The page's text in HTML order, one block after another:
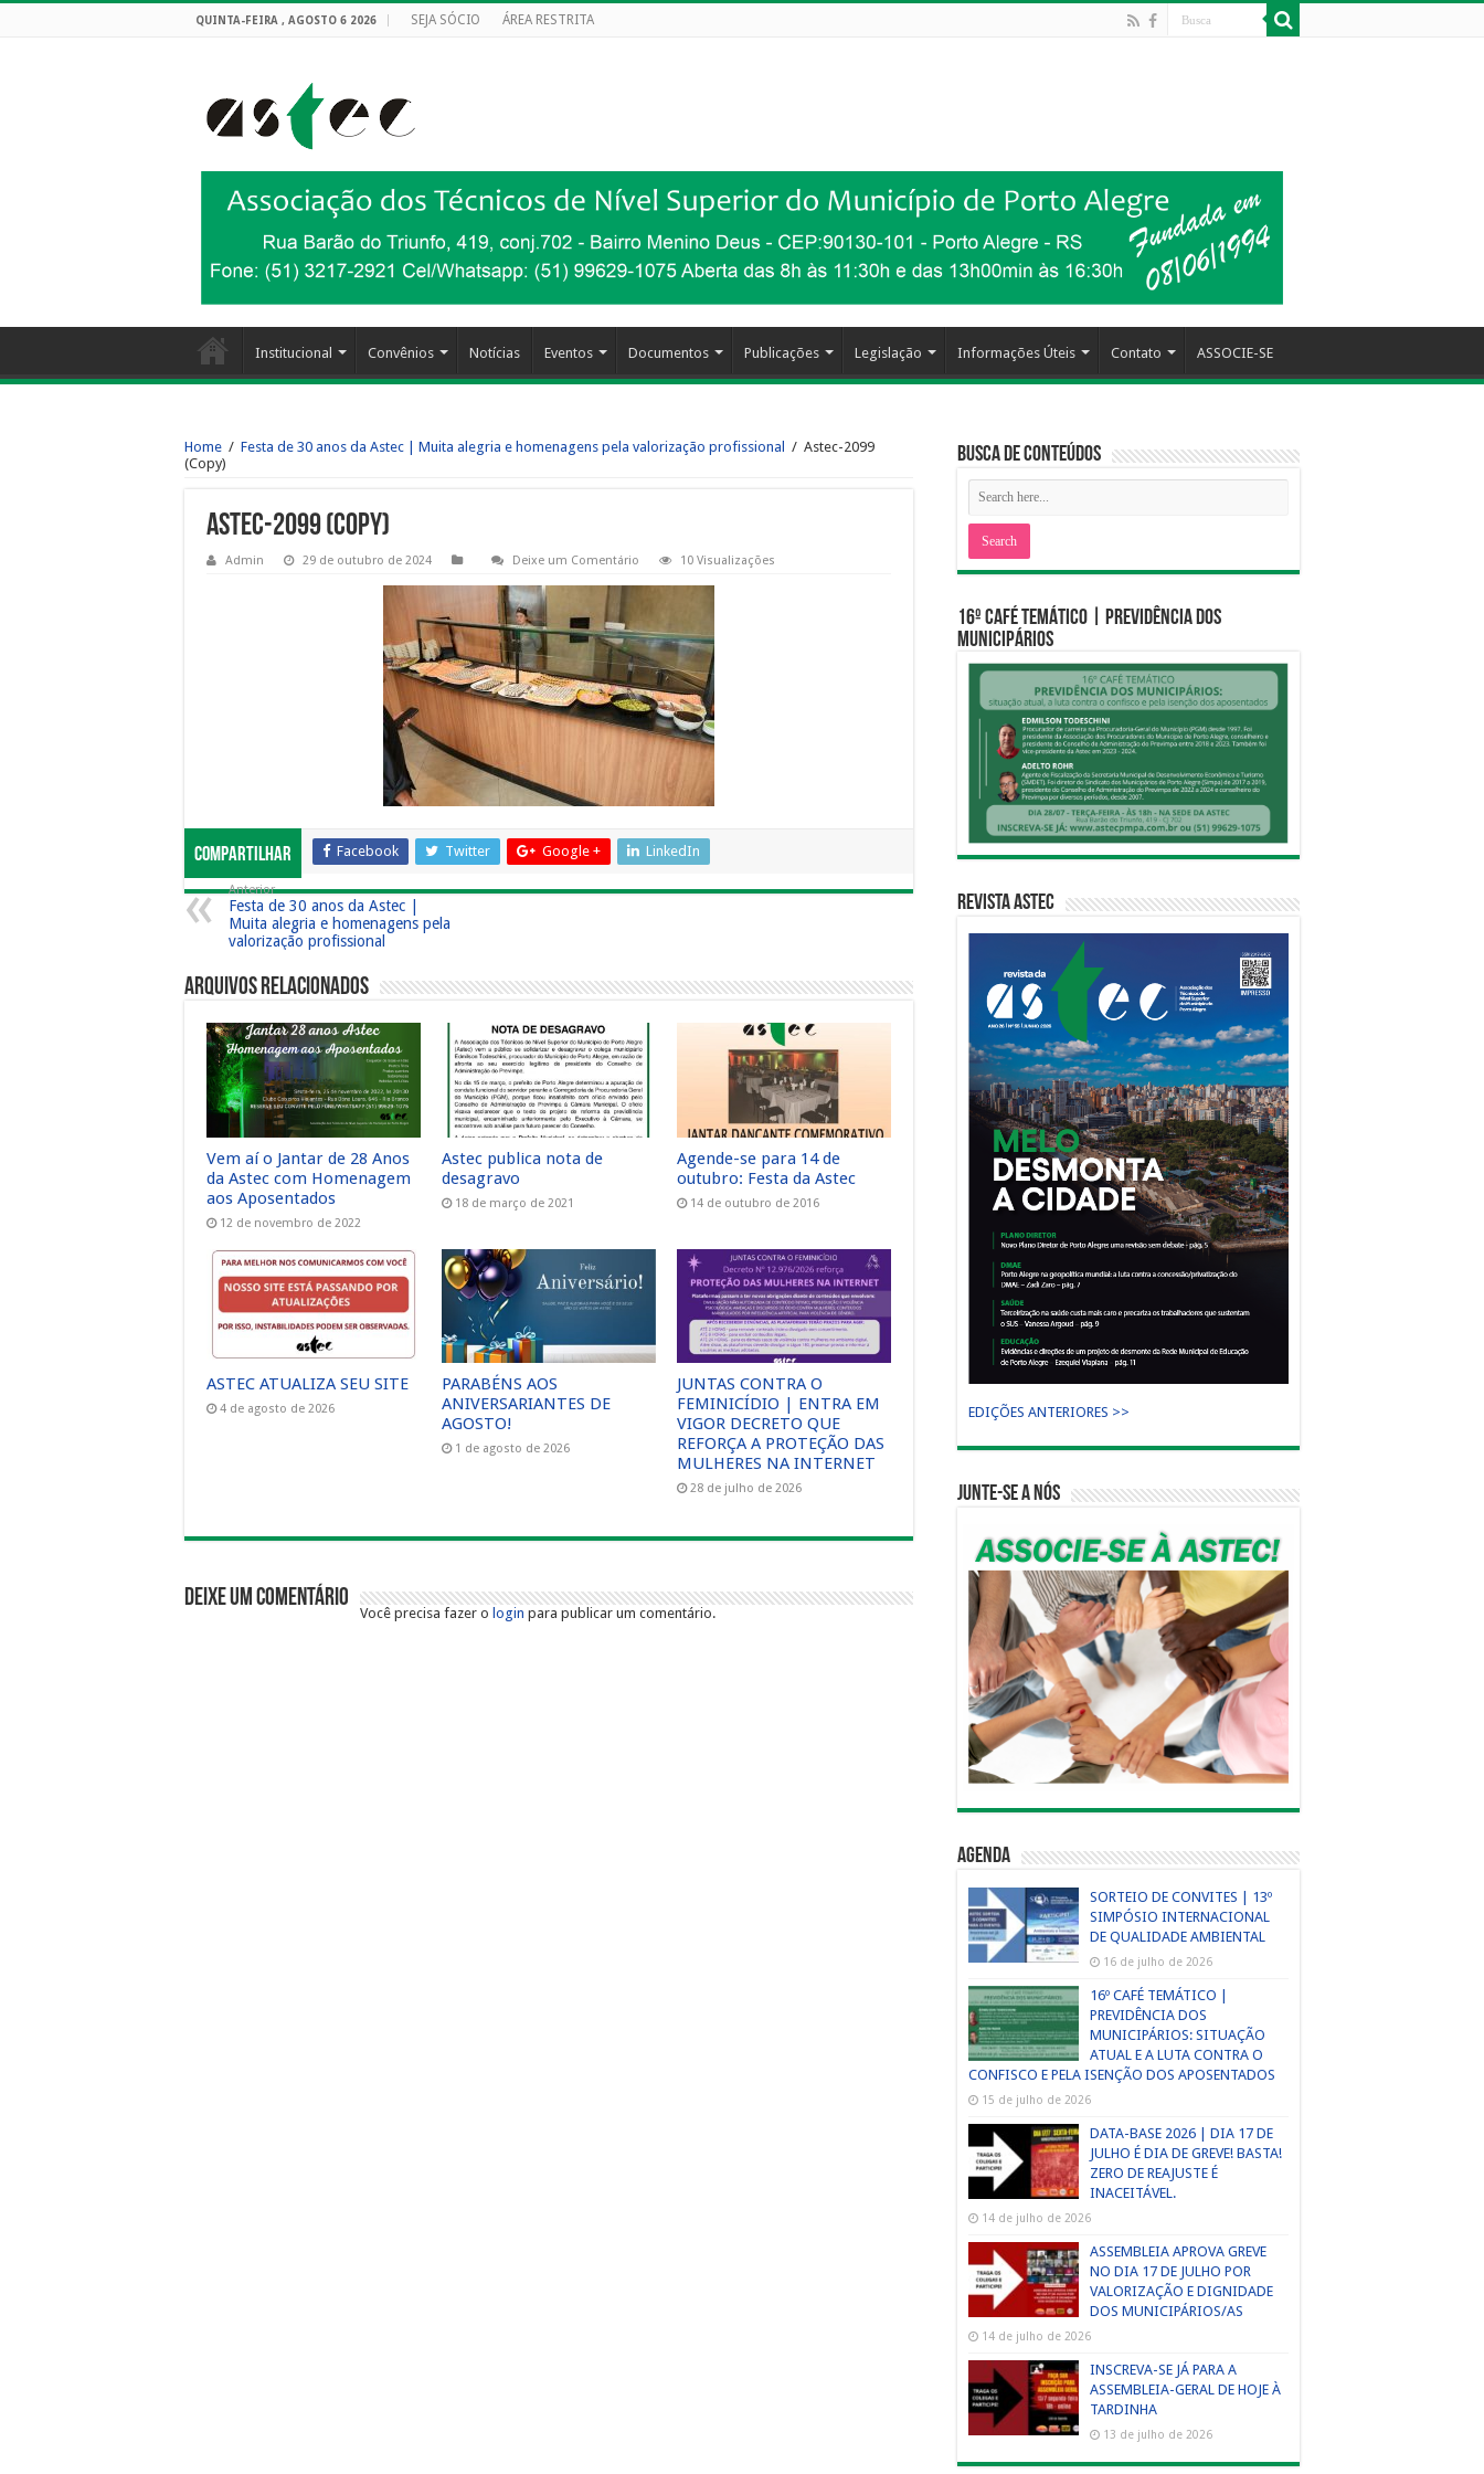
QUINTA-FEIRA , AGOSTO 6 2026 SEJA SÓCIO ÁREA RESTRITA
Institucional Convênios Notícias Eventos Documentos Publicações Legislação Informações Úteis Contato ASSOCIE-SE
Home / Festa de 30 anos da Astec | Muita alegria e homenagens pela valorização profissional / Astec-2099
(Copy)
Astec-2099 (Copy)
Admin 29 de outubro de 2024 Deixe um Comentário 10 Visualizações
Compartilhar Facebook Twitter Google + LinkedIn
Anterior
Festa de 30 anos da Astec |
Muita alegria e homenagens pela
valorização profissional
Arquivos Relacionados
Vem aí o Jantar de 28 Anos
da Astec com Homenagem
aos Aposentados
12 de novembro de 2022
Astec publica nota de
desagravo
18 de março de 2021
Agende-se para 14 de
outubro: Festa da Astec
14 de outubro de 2016
ASTEC ATUALIZA SEU SITE
4 de agosto de 2026
PARABÉNS AOS
ANIVERSARIANTES DE
AGOSTO!
1 de agosto de 2026
JUNTAS CONTRA O
FEMINICÍDIO | ENTRA EM
VIGOR DECRETO QUE
REFORÇA A PROTEÇÃO DAS
MULHERES NA INTERNET
28 de julho de 2026
Deixe um comentário
Você precisa fazer o login para publicar um comentário.
Busca de Conteúdos
16º CAFÉ TEMÁTICO | PREVIDÊNCIA DOS
MUNICIPÁRIOS
Revista Astec
EDIÇÕES ANTERIORES >>
Junte-se a nós
Agenda
SORTEIO DE CONVITES | 13º
SIMPÓSIO INTERNACIONAL
DE QUALIDADE AMBIENTAL
16 de julho de 2026
16º CAFÉ TEMÁTICO |
PREVIDÊNCIA DOS
MUNICIPÁRIOS: SITUAÇÃO
ATUAL E A LUTA CONTRA O
CONFISCO E PELA ISENÇÃO DOS APOSENTADOS
15 de julho de 2026
DATA-BASE 2026 | DIA 17 DE
JULHO É DIA DE GREVE! BASTA!
ZERO DE REAJUSTE É
INACEITÁVEL.
14 de julho de 2026
ASSEMBLEIA APROVA GREVE
NO DIA 17 DE JULHO POR
VALORIZAÇÃO E DIGNIDADE
DOS MUNICIPÁRIOS/AS
14 de julho de 2026
INSCREVA-SE JÁ PARA A
ASSEMBLEIA-GERAL DE HOJE À
TARDINHA
13 de julho de 2026